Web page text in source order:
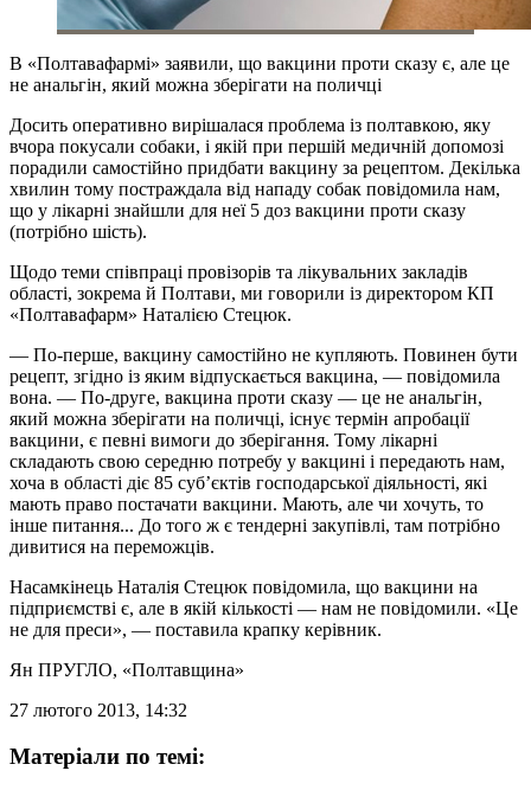
В «Полтавафармі» заявили, що вакцини проти сказу є, але це
не анальгін, який можна зберігати на поличці
Досить оперативно вирішалася проблема із полтавкою, яку
вчора покусали собаки, і якій при першій медичній допомозі
порадили самостійно придбати вакцину за рецептом. Декілька
хвилин тому постраждала від нападу собак повідомила нам,
що у лікарні знайшли для неї 5 доз вакцини проти сказу
(потрібно шість).
Щодо теми співпраці провізорів та лікувальних закладів
області, зокрема й Полтави, ми говорили із директором КП
«Полтавафарм» Наталією Стецюк.
— По-перше, вакцину самостійно не купляють. Повинен бути
рецепт, згідно із яким відпускається вакцина, — повідомила
вона. — По-друге, вакцина проти сказу — це не анальгін,
який можна зберігати на поличці, існує термін апробації
вакцини, є певні вимоги до зберігання. Тому лікарні
складають свою середню потребу у вакцині і передають нам,
хоча в області діє 85 суб’єктів господарської діяльності, які
мають право постачати вакцини. Мають, але чи хочуть, то
інше питання... До того ж є тендерні закупівлі, там потрібно
дивитися на переможців.
Насамкінець Наталія Стецюк повідомила, що вакцини на
підприємстві є, але в якій кількості — нам не повідомили. «Це
не для преси», — поставила крапку керівник.
Ян ПРУГЛО, «Полтавщина»
27 лютого 2013, 14:32
Матеріали по темі: